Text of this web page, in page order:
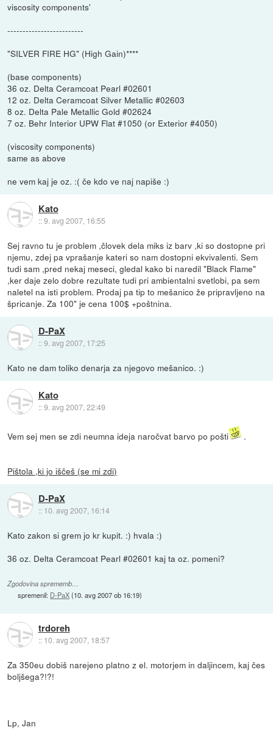
viscosity components'
-------------------------
"SILVER FIRE HG" (High Gain)****
(base components)
36 oz. Delta Ceramcoat Pearl #02601
12 oz. Delta Ceramcoat Silver Metallic #02603
8 oz. Delta Pale Metallic Gold #02624
7 oz. Behr Interior UPW Flat #1050 (or Exterior #4050)
(viscosity components)
same as above
ne vem kaj je oz. :( če kdo ve naj napiše :)
Kato
::9. avg 2007, 16:55
Sej ravno tu je problem ,človek dela miks iz barv ,ki so dostopne pri
njemu, zdej pa vprašanje kateri so nam dostopni ekvivalenti. Sem
tudi sam ,pred nekaj meseci, gledal kako bi naredil "Black Flame"
,ker daje zelo dobre rezultate tudi pri ambientalni svetlobi, pa sem
naletel na isti problem. Prodaj pa tip to mešanico že pripravljeno na
špricanje. Za 100" je cena 100$ +poštnina.
D-PaX
::9. avg 2007, 17:25
Kato ne dam toliko denarja za njegovo mešanico. :)
Kato
::9. avg 2007, 22:49
Vem sej men se zdi neumna ideja naročvat barvo po pošti .
Pištola ,ki jo iščeš (se mi zdi)
D-PaX
:: 10. avg 2007, 16:14
Kato zakon si grem jo kr kupit. :) hvala :)
36 oz. Delta Ceramcoat Pearl #02601 kaj ta oz. pomeni?
Zgodovina sprememb…
spremenil: D-PaX(10. avg 2007 ob 16:19)
trdoreh
:: 10. avg 2007, 18:57
Za 350eu dobiš narejeno platno z el. motorjem in daljincem, kaj čes
boljšega?!?!
Lp, Jan